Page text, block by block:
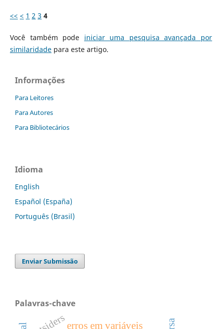
<< < 1 2 3 4
Você também pode iniciar uma pesquisa avançada por
similaridadepara este artigo.
Informações
Para Leitores
Para Autores
Para Bibliotecários
Idioma
English
Español (España)
Português (Brasil)
Enviar Submissão
Palavras-chave
erros em variáveis